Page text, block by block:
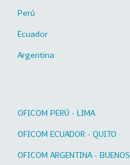
Perú
Ecuador
Argentina
OFICOM PERÚ - LIMA
OFICOM ECUADOR - QUITO
OFICOM ARGENTINA - BUENOS